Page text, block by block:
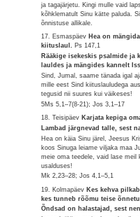
ja tagajärjetu. Kingi mulle vaid
kõhklematult Sinu kätte paluda.
õnnistuse allikale.
17. Esmaspäev Hea on
kiituslaul. Ps 147,1
Rääkige isekeskis psalmide
lauldes ja mängides kannelt
Sind, Jumal, saame tänada igal
mille eest Sind kiituslauludega
tegusid nii suures kui väikeses!
5Ms 5,1–7(8-21); Jos 3,1–17
18. Teisipäev Karjata kepiga
Lambad järgnevad talle, sest
Hea on käia Sinu järel, Jeesus
koos Sinuga leiame viljaka maa
meie oma teedele, vaid lase meil
usalduses!
Mk 2,23–28; Jos 4,1–5,1
19. Kolmapäev Kes kehva
kes tunneb rõõmu teise
Õndsad on halastajad, sest